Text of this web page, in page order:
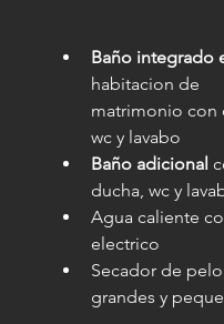
Baño integrado
habitacion de
matrimonio con
wc y lavabo
Baño adicional
ducha, wc y
Agua caliente
electrico
Secador de
grandes y